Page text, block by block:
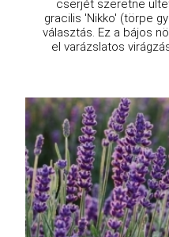
cserjét szeretne
gracilis 'Nikko' (törpe
választás. Ez a bájos
el varázslatos